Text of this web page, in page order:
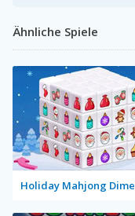
Ähnliche Spiele